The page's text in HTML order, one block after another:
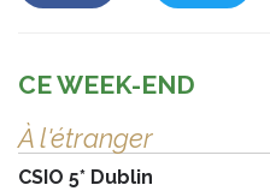
CE WEEK-END
À l'étranger
CSIO 5* Dublin